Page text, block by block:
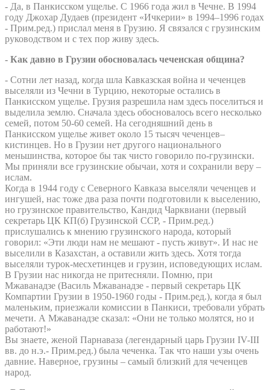
- Да, в Панкисском ущелье. С 1966 года жил в Чечне. В 1994
году Джохар Дудаев (президент «Ичкерии» в 1994–1996 годах
- Прим.ред.) прислал меня в Грузию. Я связался с грузинским
руководством и с тех пор живу здесь.
- Как давно в Грузии обосновалась чеченская община?
- Сотни лет назад, когда шла Кавказская война и чеченцев
выселяли из Чечни в Турцию, некоторые остались в
Панкисском ущелье. Грузия разрешила нам здесь поселиться и
выделила землю. Сначала здесь обосновалось всего несколько
семей, потом 50-60 семей. На сегодняшний день в
Панкисском ущелье живет около 15 тысяч чеченцев–
кистинцев. Но в Грузии нет другого национального
меньшинства, которое бы так чисто говорило по-грузински.
Мы приняли все грузинские обычаи, хотя и сохранили веру –
ислам.
Когда в 1944 году с Северного Кавказа выселяли чеченцев и
ингушей, нас тоже два раза почти подготовили к выселению,
но грузинское правительство, Кандид Чарквиани (первый
секретарь ЦК КП(б) Грузинской ССР, - Прим.ред.)
прислушались к мнению грузинского народа, который
говорил: «Эти люди нам не мешают - пусть живут». И нас не
выселили в Казахстан, а оставили жить здесь. Хотя тогда
выселяли турок-месхетинцев и грузин, исповедующих ислам.
В Грузии нас никогда не притесняли. Помню, при
Мжаванадзе (Василь Мжаванадзе - первый секретарь ЦК
Компартии Грузии в 1950-1960 годы - Прим.ред.), когда я был
маленьким, приезжали комиссии в Панкиси, требовали убрать
мечети. А Мжаванадзе сказал: «Они не только молятся, но и
работают!»
Вы знаете, женой Парнаваза (легендарный царь Грузии IV-III
вв. до н.э.- Прим.ред.) была чеченка. Так что наши узы очень
давние. Наверное, грузины – самый близкий для чеченцев
народ.